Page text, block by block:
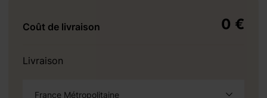
Coût de livraison 0 €
Livraison
France Métropolitaine